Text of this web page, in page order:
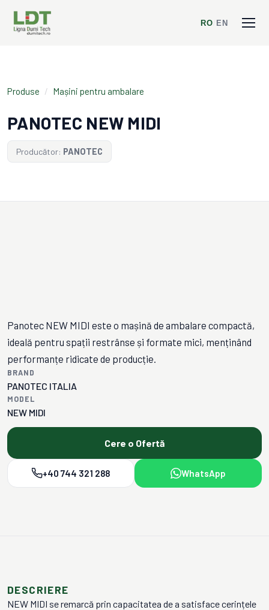
RO EN
Produse / Mașini pentru ambalare
PANOTEC NEW MIDI
Producător: PANOTEC
Panotec NEW MIDI este o mașină de ambalare compactă,
ideală pentru spații restrânse și formate mici, menținând
performanțe ridicate de producție.
BRAND
PANOTEC ITALIA
MODEL
NEW MIDI
Cere o Ofertă
+40 744 321 288 WhatsApp
DESCRIERE
NEW MIDI se remarcă prin capacitatea de a satisface cerințele